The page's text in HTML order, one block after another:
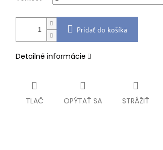
Pridať do košíka
Detailné informácie
TLAČ OPÝTAŤ SA STRÁŽIŤ